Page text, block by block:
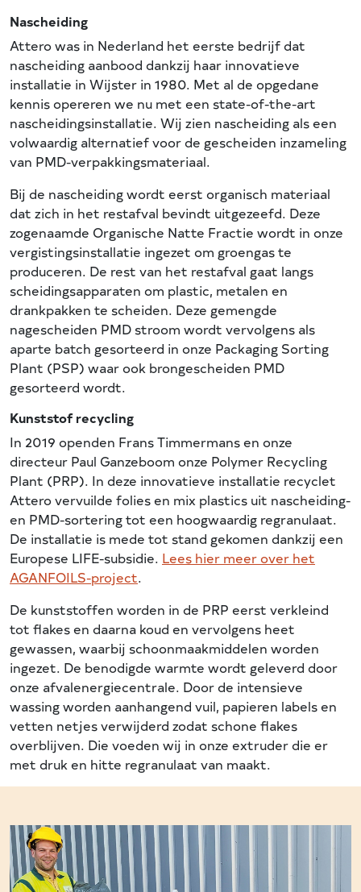
Nascheiding
Attero was in Nederland het eerste bedrijf dat
nascheiding aanbood dankzij haar innovatieve
installatie in Wijster in 1980. Met al de opgedane
kennis opereren we nu met een state-of-the-art
nascheidingsinstallatie. Wij zien nascheiding als een
volwaardig alternatief voor de gescheiden inzameling
van PMD-verpakkingsmateriaal.
Bij de nascheiding wordt eerst organisch materiaal
dat zich in het restafval bevindt uitgezeefd. Deze
zogenaamde Organische Natte Fractie wordt in onze
vergistingsinstallatie ingezet om groengas te
produceren. De rest van het restafval gaat langs
scheidingsapparaten om plastic, metalen en
drankpakken te scheiden. Deze gemengde
nagescheiden PMD stroom wordt vervolgens als
aparte batch gesorteerd in onze Packaging Sorting
Plant (PSP) waar ook brongescheiden PMD
gesorteerd wordt.
Kunststof recycling
In 2019 openden Frans Timmermans en onze
directeur Paul Ganzeboom onze Polymer Recycling
Plant (PRP). In deze innovatieve installatie recyclet
Attero vervuilde folies en mix plastics uit nascheiding-
en PMD-sortering tot een hoogwaardig regranulaat.
De installatie is mede tot stand gekomen dankzij een
Europese LIFE-subsidie. Lees hier meer over het
AGANFOILS-project.
De kunststoffen worden in de PRP eerst verkleind
tot flakes en daarna koud en vervolgens heet
gewassen, waarbij schoonmaakmiddelen worden
ingezet. De benodigde warmte wordt geleverd door
onze afvalenergiecentrale. Door de intensieve
wassing worden aanhangend vuil, papieren labels en
vetten netjes verwijderd zodat schone flakes
overblijven. Die voeden wij in onze extruder die er
met druk en hitte regranulaat van maakt.